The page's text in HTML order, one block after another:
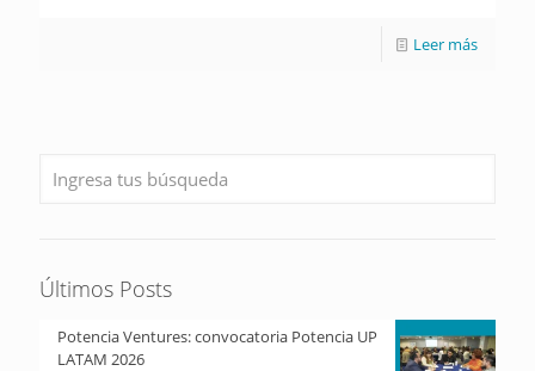
Leer más
Últimos Posts
Potencia Ventures: convocatoria Potencia UP
LATAM 2026